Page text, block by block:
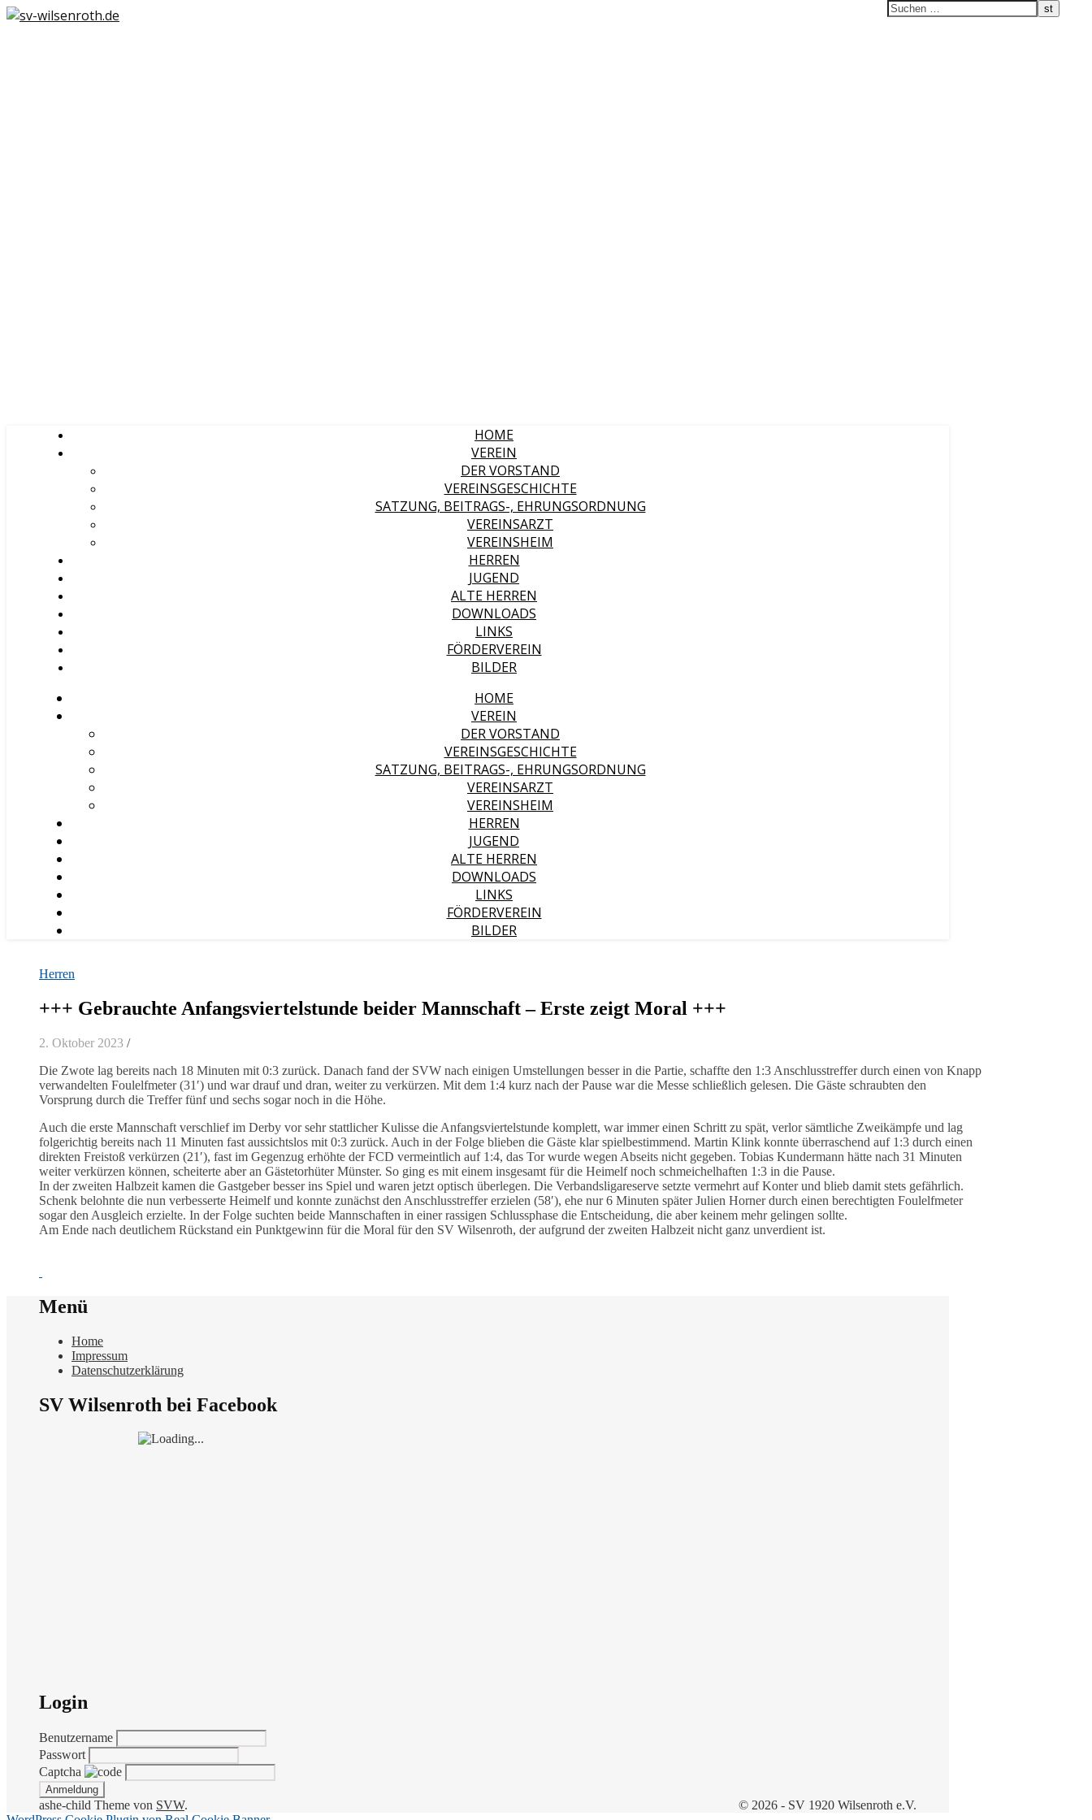
HOME
VEREIN
DER VORSTAND
VEREINSGESCHICHTE
SATZUNG, BEITRAGS-, EHRUNGSORDNUNG
VEREINSARZT
VEREINSHEIM
HERREN
JUGEND
ALTE HERREN
DOWNLOADS
LINKS
FÖRDERVEREIN
BILDER
HOME
VEREIN
DER VORSTAND
VEREINSGESCHICHTE
SATZUNG, BEITRAGS-, EHRUNGSORDNUNG
VEREINSARZT
VEREINSHEIM
HERREN
JUGEND
ALTE HERREN
DOWNLOADS
LINKS
FÖRDERVEREIN
BILDER
Herren
+++ Gebrauchte Anfangsviertelstunde beider Mannschaft – Erste zeigt Moral +++
2. Oktober 2023 /
Die Zwote lag bereits nach 18 Minuten mit 0:3 zurück. Danach fand der SVW nach einigen Umstellungen besser in die Partie, schaffte den 1:3 Anschlusstreffer durch einen von Knapp
verwandelten Foulelfmeter (31′) und war drauf und dran, weiter zu verkürzen. Mit dem 1:4 kurz nach der Pause war die Messe schließlich gelesen. Die Gäste schraubten den
Vorsprung durch die Treffer fünf und sechs sogar noch in die Höhe.
Auch die erste Mannschaft verschlief im Derby vor sehr stattlicher Kulisse die Anfangsviertelstunde komplett, war immer einen Schritt zu spät, verlor sämtliche Zweikämpfe und lag
folgerichtig bereits nach 11 Minuten fast aussichtslos mit 0:3 zurück. Auch in der Folge blieben die Gäste klar spielbestimmend. Martin Klink konnte überraschend auf 1:3 durch einen
direkten Freistoß verkürzen (21′), fast im Gegenzug erhöhte der FCD vermeintlich auf 1:4, das Tor wurde wegen Abseits nicht gegeben. Tobias Kundermann hätte nach 31 Minuten
weiter verkürzen können, scheiterte aber an Gästetorhüter Münster. So ging es mit einem insgesamt für die Heimelf noch schmeichelhaften 1:3 in die Pause.
In der zweiten Halbzeit kamen die Gastgeber besser ins Spiel und waren jetzt optisch überlegen. Die Verbandsligareserve setzte vermehrt auf Konter und blieb damit stets gefährlich.
Schenk belohnte die nun verbesserte Heimelf und konnte zunächst den Anschlusstreffer erzielen (58′), ehe nur 6 Minuten später Julien Horner durch einen berechtigten Foulelfmeter
sogar den Ausgleich erzielte. In der Folge suchten beide Mannschaften in einer rassigen Schlussphase die Entscheidung, die aber keinem mehr gelingen sollte.
Am Ende nach deutlichem Rückstand ein Punktgewinn für die Moral für den SV Wilsenroth, der aufgrund der zweiten Halbzeit nicht ganz unverdient ist.
Menü
Home
Impressum
Datenschutzerklärung
SV Wilsenroth bei Facebook
Login
Benutzername
Passwort
Captcha
© 2026 - SV 1920 Wilsenroth e.V.
ashe-child Theme von SVW.